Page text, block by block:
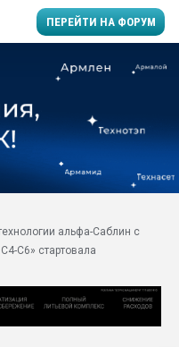
ПЕРЕЙТИ НА ФОРУМ
Вакуум-формовочные
28.07.2026
28.07.2026
Всё, что касается
бутылок
альфа-Саблин с
С6» стартовала